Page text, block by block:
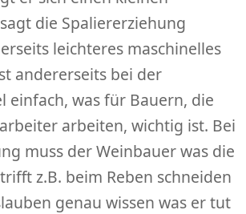
die Spaliererziehung
leichteres maschinelles
andererseits bei der
einfach, was für Bauern, die
arbeiten, wichtig ist. Bei
muss der Weinbauer was die
z.B. beim Reben schneiden
genau wissen was er tut